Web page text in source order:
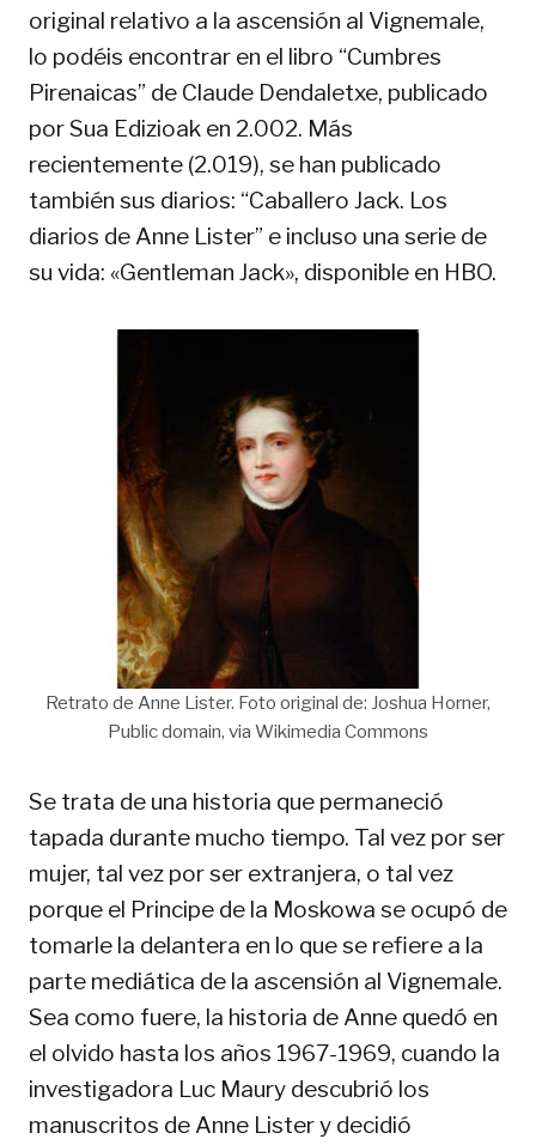
original relativo a la ascensión al Vignemale,
lo podéis encontrar en el libro “Cumbres
Pirenaicas” de Claude Dendaletxe, publicado
por Sua Edizioak en 2.002. Más
recientemente (2.019), se han publicado
también sus diarios: “Caballero Jack. Los
diarios de Anne Lister” e incluso una serie de
su vida: «Gentleman Jack», disponible en HBO.
Retrato de Anne Lister. Foto original de: Joshua Horner,
Public domain, via Wikimedia Commons
Se trata de una historia que permaneció
tapada durante mucho tiempo. Tal vez por ser
mujer, tal vez por ser extranjera, o tal vez
porque el Principe de la Moskowa se ocupó de
tomarle la delantera en lo que se refiere a la
parte mediática de la ascensión al Vignemale.
Sea como fuere, la historia de Anne quedó en
el olvido hasta los años 1967-1969, cuando la
investigadora Luc Maury descubrió los
manuscritos de Anne Lister y decidió